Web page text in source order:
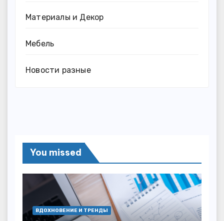
Материалы и Декор
Мебель
Новости разные
You missed
ВДОХНОВЕНИЕ И ТРЕНДЫ